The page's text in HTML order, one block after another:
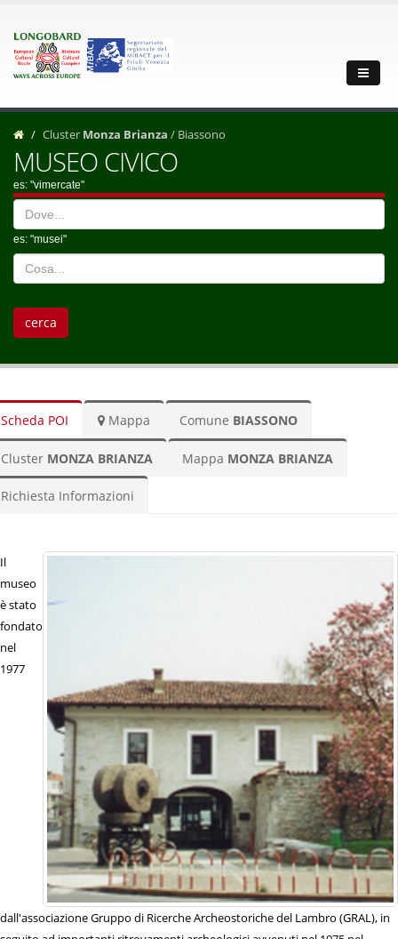
Cluster Monza Brianza / Biassono
MUSEO CIVICO
es: "vimercate"
es: "musei"
Scheda POI Mappa Comune BIASSONO
Cluster MONZA BRIANZA Mappa MONZA BRIANZA
Richiesta Informazioni
Il
museo
è stato
fondato
nel
1977
dall'associazione Gruppo di Ricerche Archeostoriche del Lambro (GRAL), in